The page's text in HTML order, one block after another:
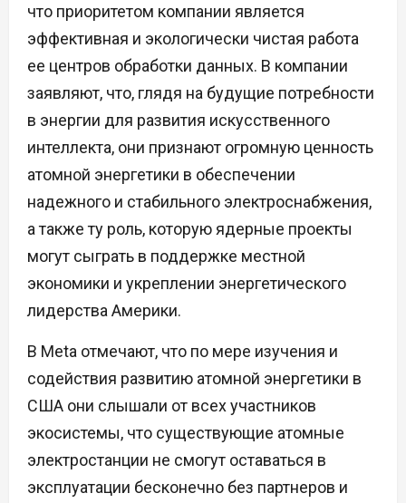
что приоритетом компании является
эффективная и экологически чистая работа
ее центров обработки данных. В компании
заявляют, что, глядя на будущие потребности
в энергии для развития искусственного
интеллекта, они признают огромную ценность
атомной энергетики в обеспечении
надежного и стабильного электроснабжения,
а также ту роль, которую ядерные проекты
могут сыграть в поддержке местной
экономики и укреплении энергетического
лидерства Америки.
В Meta отмечают, что по мере изучения и
содействия развитию атомной энергетики в
США они слышали от всех участников
экосистемы, что существующие атомные
электростанции не смогут оставаться в
эксплуатации бесконечно без партнеров и